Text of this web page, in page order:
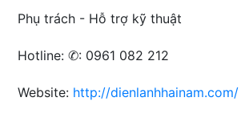
Phụ trách - Hỗ trợ kỹ thuật
Hotline: ✆: 0961 082 212
Website: http://dienlanhhainam.com/